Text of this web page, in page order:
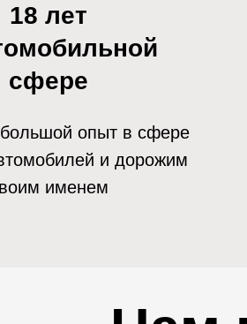
18 лет
сфере
опыт в сфере
и дорожим
именем